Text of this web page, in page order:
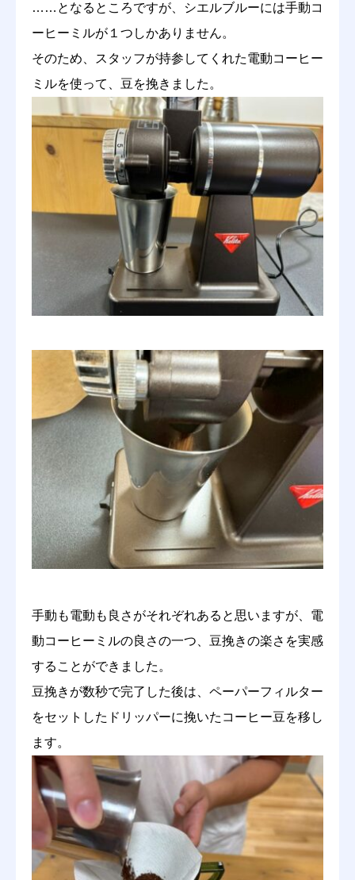
……となるところですが、シエルブルーには手動コ
ーヒーミルが１つしかありません。
そのため、スタッフが持参してくれた電動コーヒー
ミルを使って、豆を挽きました。
手動も電動も良さがそれぞれあると思いますが、電
動コーヒーミルの良さの一つ、豆挽きの楽さを実感
することができました。
豆挽きが数秒で完了した後は、ペーパーフィルター
をセットしたドリッパーに挽いたコーヒー豆を移し
ます。